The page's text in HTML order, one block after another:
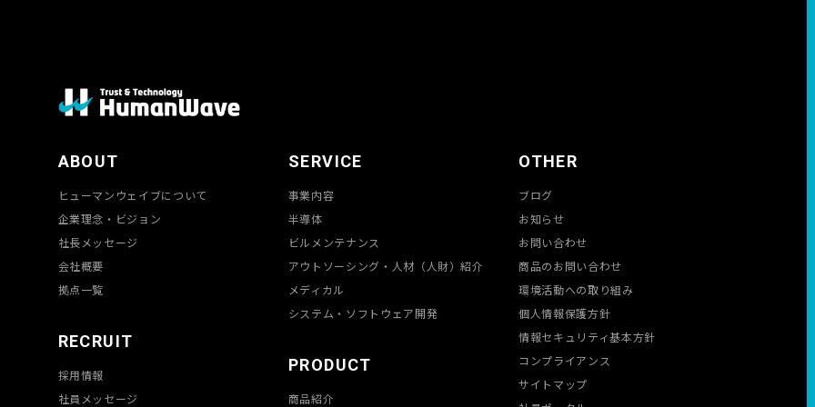
ABOUT
ヒューマンウェイブについて
企業理念・ビジョン
社長メッセージ
会社概要
拠点一覧
RECRUIT
採用情報
社員メッセージ
SERVICE
事業内容
半導体
ビルメンテナンス
アウトソーシング・人材（人財）紹介
メディカル
システム・ソフトウェア開発
PRODUCT
商品紹介
OTHER
ブログ
お知らせ
お問い合わせ
商品のお問い合わせ
環境活動への取り組み
個人情報保護方針
情報セキュリティ基本方針
コンプライアンス
サイトマップ